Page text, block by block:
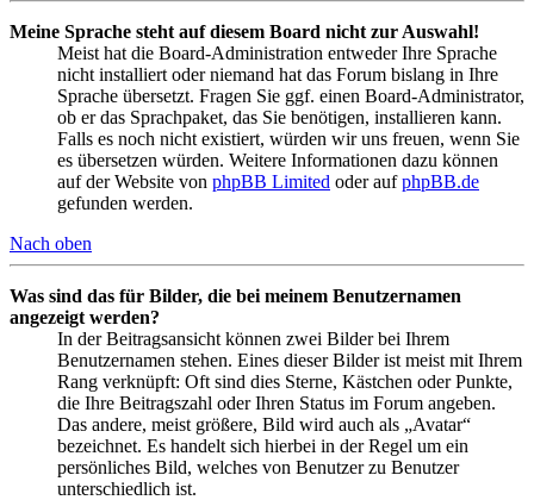
Meine Sprache steht auf diesem Board nicht zur Auswahl!
Meist hat die Board-Administration entweder Ihre Sprache
nicht installiert oder niemand hat das Forum bislang in Ihre
Sprache übersetzt. Fragen Sie ggf. einen Board-Administrator,
ob er das Sprachpaket, das Sie benötigen, installieren kann.
Falls es noch nicht existiert, würden wir uns freuen, wenn Sie
es übersetzen würden. Weitere Informationen dazu können
auf der Website von phpBB Limited oder aufphpBB.de
gefunden werden.
Nach oben
Was sind das für Bilder, die bei meinem Benutzernamen
angezeigt werden?
In der Beitragsansicht können zwei Bilder bei Ihrem
Benutzernamen stehen. Eines dieser Bilder ist meist mit Ihrem
Rang verknüpft: Oft sind dies Sterne, Kästchen oder Punkte,
die Ihre Beitragszahl oder Ihren Status im Forum angeben.
Das andere, meist größere, Bild wird auch als „Avatar“
bezeichnet. Es handelt sich hierbei in der Regel um ein
persönliches Bild, welches von Benutzer zu Benutzer
unterschiedlich ist.